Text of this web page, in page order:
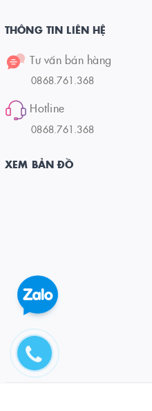
THÔNG TIN LIÊN HỆ
Tư vấn bán hàng
0868.761.368
Hotline
0868.761.368
XEM BẢN ĐỒ